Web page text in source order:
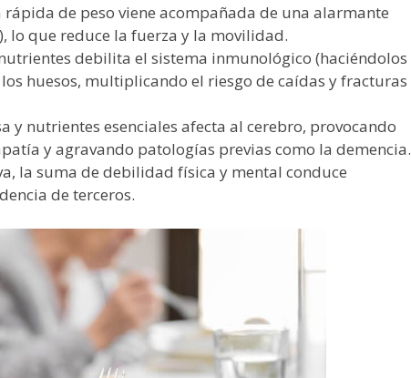
de peso viene acompañada de una alarmante
lo que reduce la fuerza y la movilidad.
debilita el sistema inmunológico (haciéndolos
huesos, multiplicando el riesgo de caídas y fracturas
y nutrientes esenciales afecta al cerebro, provocando
y agravando patologías previas como la demencia.
la suma de debilidad física y mental conduce
de terceros.